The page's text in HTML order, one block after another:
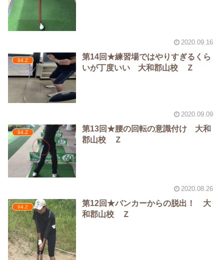
2020.09.16
94.Z
第14回★練習場ではやりすぎるくら
いが丁度いい 大和郡山校 Ｚ
2020.09.09
94.Z
第13回★腰の回転の意識付け 大和
郡山校 Ｚ
2020.08.26
94.Z
第12回★バンカーからの脱出！ 大
和郡山校 Ｚ